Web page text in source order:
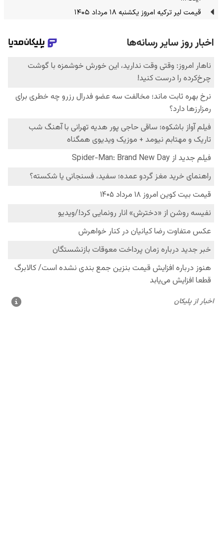
قیمت لیر ترکیه امروز یکشنبه ۱۸ مرداد ۱۴۰۵